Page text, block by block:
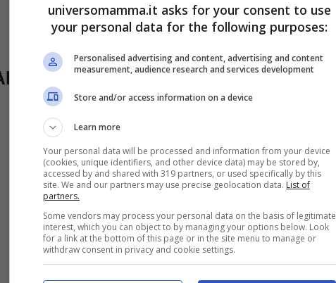
di Vercelli e Sant’Albino di
universomamma.it asks for your consent to use
your personal data for the following purposes:
Personalised advertising and content, advertising and content
measurement, audience research and services development
Store and/or access information on a device
Learn more
Your personal data will be processed and information from your device
(cookies, unique identifiers, and other device data) may be stored by,
accessed by and shared with 319 partners, or used specifically by this
site. We and our partners may use precise geolocation data. List of
partners.
Some vendors may process your personal data on the basis of legitimate
interest, which you can object to by managing your options below. Look
for a link at the bottom of this page or in the site menu to manage or
withdraw consent in privacy and cookie settings.